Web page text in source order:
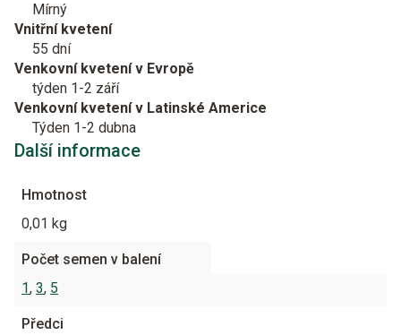
Mírný
Vnitřní kvetení
55 dní
Venkovní kvetení v Evropě
týden 1-2 září
Venkovní kvetení v Latinské Americe
Týden 1-2 dubna
Další informace
Hmotnost
0,01 kg
Počet semen v balení
1, 3, 5
Předci